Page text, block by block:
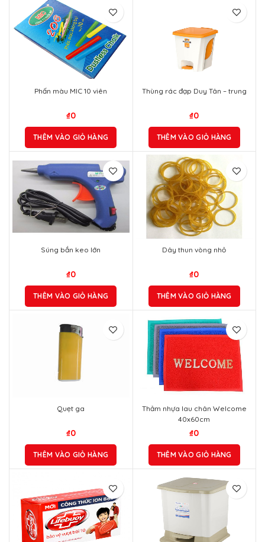
Phấn màu MIC 10 viên
₫0
THÊM VÀO GIỎ HÀNG
Thùng rác đạp Duy Tân – trung
₫0
THÊM VÀO GIỎ HÀNG
Súng bắn keo lớn
₫0
THÊM VÀO GIỎ HÀNG
Dây thun vòng nhỏ
₫0
THÊM VÀO GIỎ HÀNG
Quẹt ga
₫0
THÊM VÀO GIỎ HÀNG
Thảm nhựa lau chân Welcome
40x60cm
₫0
THÊM VÀO GIỎ HÀNG